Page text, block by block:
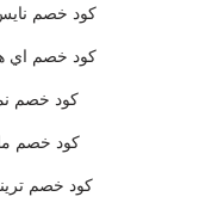
كود خصم
كود خصم اي
كود خصم
كود خصم
كود خصم